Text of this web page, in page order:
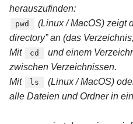
herauszufinden:
pwd
(Linux / MacOS) zeigt
directory” an (das
Mit
cd
und einem
zwischen Verzeichnissen.
Mit
ls (Linux / MacOS)
alle Dateien und Ordner in